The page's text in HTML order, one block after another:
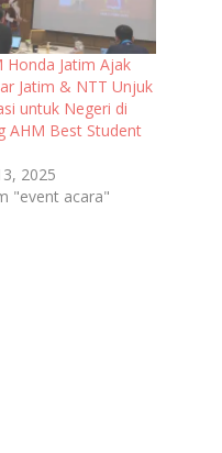
Honda Jatim Ajak
Jatim & NTT Unjuk
untuk Negeri di
AHM Best Student
2025
"event acara"